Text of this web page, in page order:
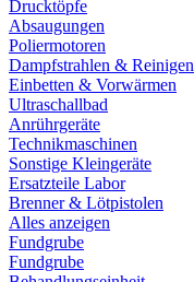
Drucktöpfe
Absaugungen
Poliermotoren
Dampfstrahlen & Reinigen
Einbetten & Vorwärmen
Ultraschallbad
Anrührgeräte
Technikmaschinen
Sonstige Kleingeräte
Ersatzteile Labor
Brenner & Lötpistolen
Alles anzeigen
Fundgrube
Fundgrube